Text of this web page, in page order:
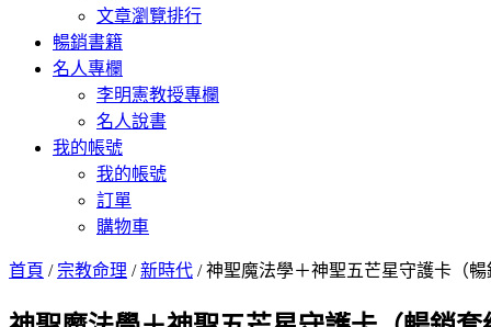
文章瀏覽排行
暢銷書籍
名人專欄
李明憲教授專欄
名人說書
我的帳號
我的帳號
訂單
購物車
首頁 / 宗教命理 /新時代 / 神聖魔法學＋神聖五芒星守護卡（暢